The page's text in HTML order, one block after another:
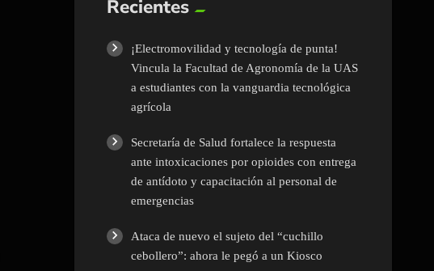
Recientes
¡Electromovilidad y tecnología de punta!
Vincula la Facultad de Agronomía de la UAS
a estudiantes con la vanguardia tecnológica
agrícola
Secretaría de Salud fortalece la respuesta
ante intoxicaciones por opioides con entrega
de antídoto y capacitación al personal de
emergencias
Ataca de nuevo el sujeto del “cuchillo
cebollero”: ahora le pegó a un Kiosco